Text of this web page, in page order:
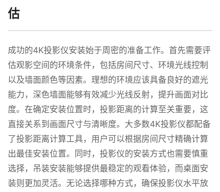
估
成功的4K投影仪安装始于周密的准备工作。首先需要评
估观影空间的环境条件，包括房间尺寸、环境光线控制
以及墙面颜色等因素。理想的环境应该具备良好的遮光
能力，深色墙面能够有效减少光线反射，提升画面对比
度。在确定安装位置时，投影距离的计算至关重要，这
直接关系到画面尺寸与清晰度。大多数4K投影仪都配备
了投影距离计算工具，用户可以根据房间尺寸精确计算
出最佳安装位置。同时，投影仪的安装方式也需要慎重
选择，吊装安装能够提供最稳定的观看体验，而桌面安
装则更加灵活。无论选择哪种方式，确保投影仪水平放